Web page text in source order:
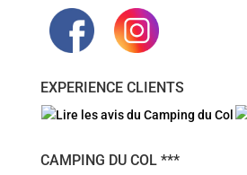
EXPERIENCE CLIENTS
CAMPING DU COL ***